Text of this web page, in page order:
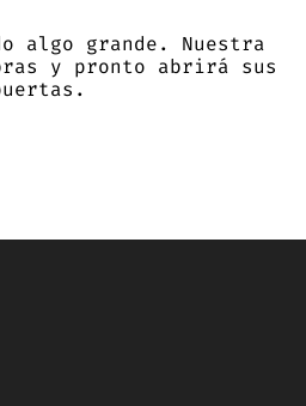
algo grande. Nuestra
y pronto abrirá sus